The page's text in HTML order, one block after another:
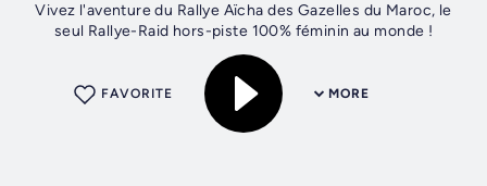
Vivez l'aventure du Rallye Aïcha des Gazelles du Maroc, le
seul Rallye-Raid hors-piste 100% féminin au monde !
MORE
FAVORITE